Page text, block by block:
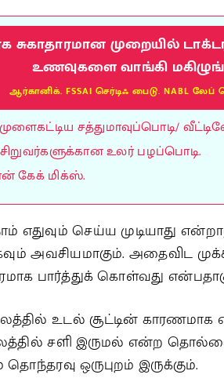
சுகாதாரமான முறையில்
உணவுகளை வாங்கி
ஆர்கானிக். FSSAI செர்டிஃ பைடு. NABL லேப்
சத்துமாவுப்பொடி/
உலர் பழப்பொடி.
கேக் மிக்ஸ்.
எதுவும் செய்ய முடியாது
அவசியமாகும். அதைவிட
பார்த்துக் கொள்வது
உடல் சூட்டின்
சளி இருமல் என்ற
ஒருபுறம் இருக்கும்.